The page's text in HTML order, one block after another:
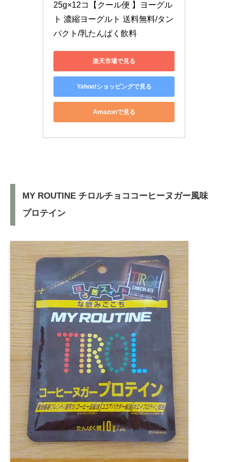
25g×12コ【クール便 】ヨーグル
ト 濃縮ヨーグルト 送料無料/タン
パクト/乳たんぱく飲料
楽天市場で見る
Yahoo!ショッピングで見る
Amazonで見る
MY ROUTINE チロルチョココーヒーヌガー風味
プロテイン